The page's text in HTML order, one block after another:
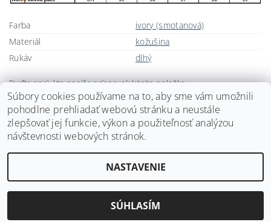
Farba
ivory (smotanová)
Materiál
kožušina
Rukáv
dlhý
Buďte prvý, kto napíše príspevok k tejto položke.
Pridať komentár
2026 ©Svadobné doplnky BRIANNA, všetky práva vyhradené
Vytvoril Shoptet
Súbory cookies používame na to, aby sme vám umožnili
pohodlne prehliadať webovú stránku a neustále
zlepšovať jej funkcie, výkon a použiteľnosť analýzou
návštevnosti webových stránok.
NASTAVENIE
SÚHLASÍM